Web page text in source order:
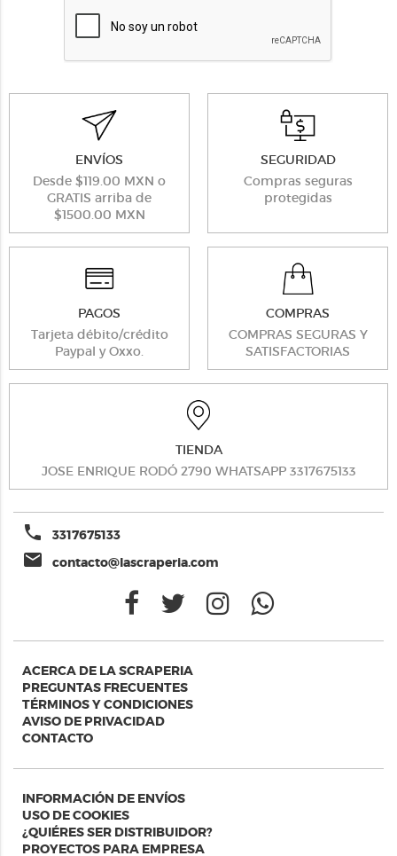
ENVÍOS
Desde $119.00 MXN o
GRATIS arriba de
$1500.00 MXN
SEGURIDAD
Compras seguras
protegidas
PAGOS
Tarjeta débito/crédito
Paypal y Oxxo.
COMPRAS
COMPRAS SEGURAS Y
SATISFACTORIAS
TIENDA
JOSE ENRIQUE RODÓ 2790 WHATSAPP 3317675133
phone 3317675133
email contacto@lascraperia.com
ACERCA DE LA SCRAPERIA
PREGUNTAS FRECUENTES
TÉRMINOS Y CONDICIONES
AVISO DE PRIVACIDAD
CONTACTO
INFORMACIÓN DE ENVÍOS
USO DE COOKIES
¿QUIÉRES SER DISTRIBUIDOR?
PROYECTOS PARA EMPRESA